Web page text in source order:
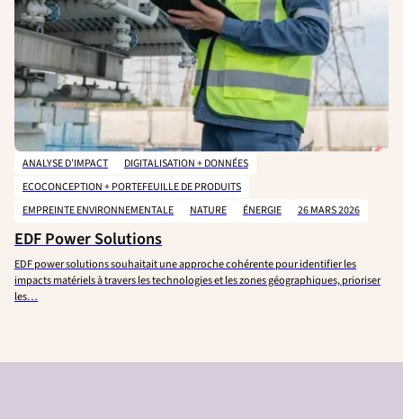
ANALYSE D’IMPACT
DIGITALISATION + DONNÉES
ECOCONCEPTION + PORTEFEUILLE DE PRODUITS
EMPREINTE ENVIRONNEMENTALE
NATURE ÉNERGIE 26 MARS 2026
EDF Power Solutions
EDF power solutions souhaitait une approche cohérente pour identifier les
impacts matériels à travers les technologies et les zones géographiques, prioriser
les…